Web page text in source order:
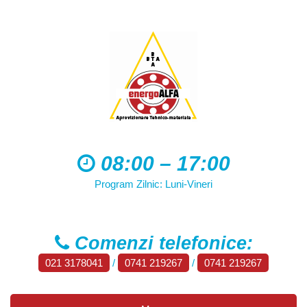
08:00 – 17:00
Program Zilnic: Luni-Vineri
Comenzi telefonice:
021 3178041 / 0741 219267 / 0741 219267